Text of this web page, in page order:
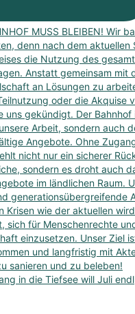
in die Tiefsee will Juli endl